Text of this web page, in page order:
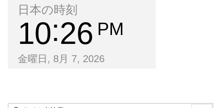
日本の時刻
10 26 PM
金曜日, 8月 7, 2026